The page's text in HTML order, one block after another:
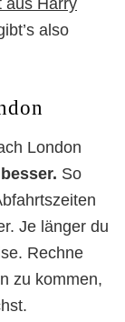
aus Harry
also
London
So
Je länger du
Rechne
zu kommen,